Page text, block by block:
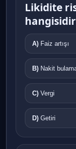
Likidite
A) Faiz artışı
B) Nakit
C) Vergi
D) Getiri